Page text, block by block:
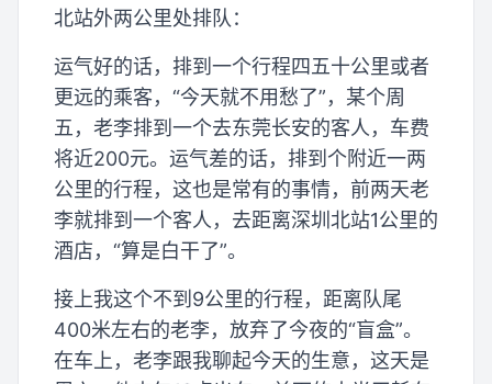
北站外两公里处排队：
运气好的话，排到一个行程四五十公里或者
更远的乘客，“今天就不用愁了”，某个周
五，老李排到一个去东莞长安的客人，车费
将近200元。运气差的话，排到个附近一两
公里的行程，这也是常有的事情，前两天老
李就排到一个客人，去距离深圳北站1公里的
酒店，“算是白干了”。
接上我这个不到9公里的行程，距离队尾
400米左右的老李，放弃了今夜的“盲盒”。
在车上，老李跟我聊起今天的生意，这天是